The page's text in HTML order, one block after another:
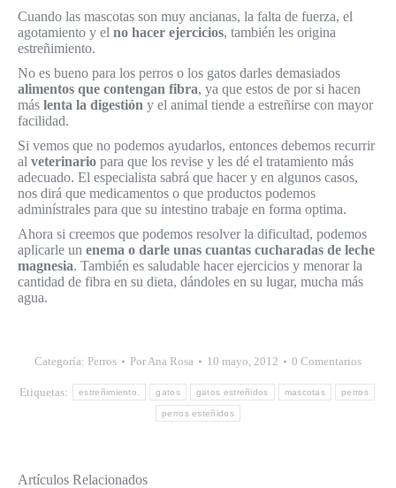
Cuando las mascotas son muy ancianas, la falta de fuerza, el
agotamiento y el no hacer ejercicios, también les origina
estreñimiento.
No es bueno para los perros o los gatos darles demasiados
alimentos que contengan fibra, ya que estos de por si hacen
más lenta la digestión y el animal tiende a estreñirse con mayor
facilidad.
Si vemos que no podemos ayudarlos, entonces debemos recurrir
al veterinario para que los revise y les dé el tratamiento más
adecuado. El especialista sabrá que hacer y en algunos casos,
nos dirá que medicamentos o que productos podemos
adminístrales para que su intestino trabaje en forma optima.
Ahora si creemos que podemos resolver la dificultad, podemos
aplicarle un enema o darle unas cuantas cucharadas de leche
magnesia. También es saludable hacer ejercicios y menorar la
cantidad de fibra en su dieta, dándoles en su lugar, mucha más
agua.
Categoría: Perros PorAna Rosa 10 mayo, 2012 0 Comentarios
Etiquetas: estreñimiento. gatos gatos estreñidos mascotas perros
perros esteñidos
Artículos Relacionados